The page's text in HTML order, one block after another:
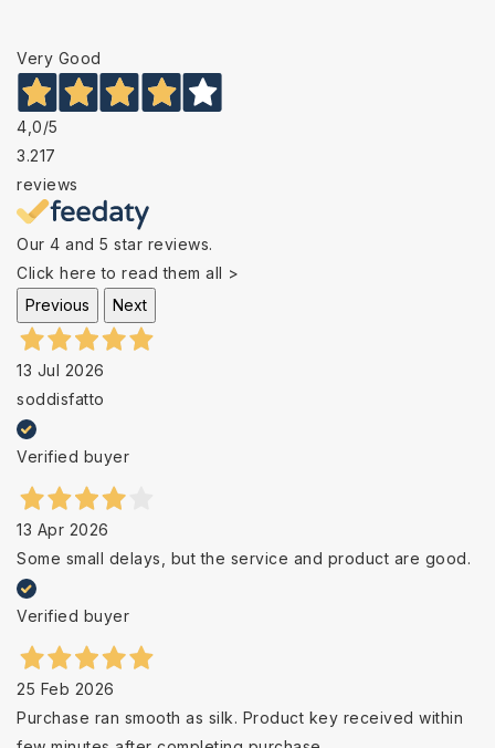
Very Good
4,0/5
3.217
reviews
Our 4 and 5 star reviews.
Click here to read them all >
Previous
Next
13 Jul 2026
soddisfatto
Verified buyer
13 Apr 2026
Some small delays, but the service and product are good.
Verified buyer
25 Feb 2026
Purchase ran smooth as silk. Product key received within